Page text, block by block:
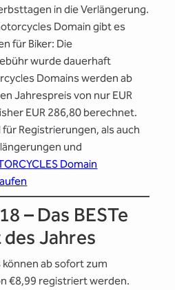
in die Verlängerung.
Domain gibt es
für Biker: Die
wurde dauerhaft
Domains werden ab
Jahrespreis von nur EUR
EUR 286,80 berechnet.
Registrierungen, als auch
und
Domain
– Das BESTe
Jahres
können ab sofort zum
€8,99 registriert werden.